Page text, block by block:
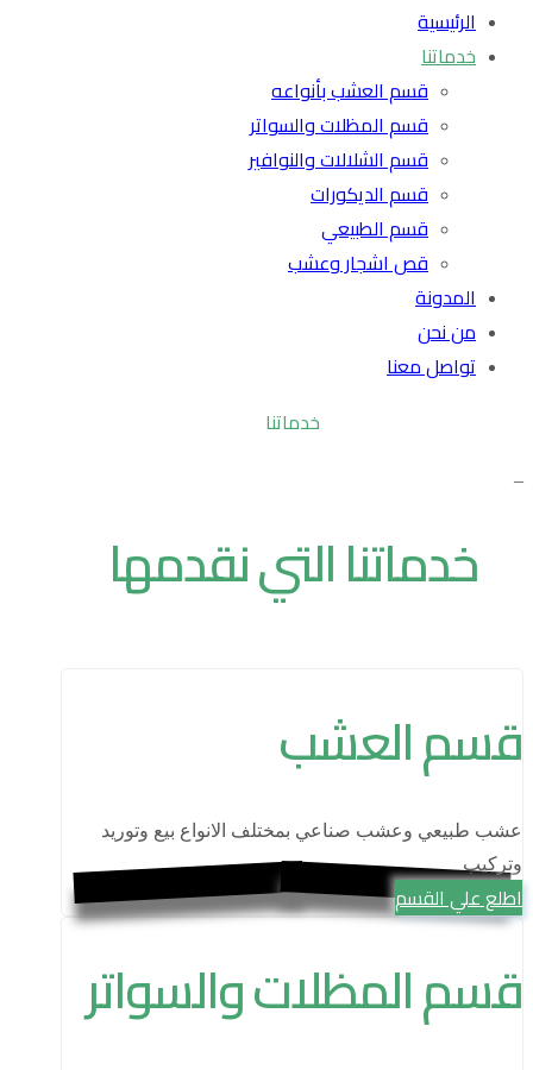
الرئيسية
خدماتنا
قسم العشب بأنواعه
قسم المظلات والسواتر
قسم الشلالات والنوافير
قسم الديكورات
قسم الطبيعي
قص اشجار وعشب
المدونة
من نحن
تواصل معنا
خدماتنا
خدماتنا التي نقدمها
قسم العشب
عشب طبيعي وعشب صناعي بمختلف الانواع بيع وتوريد
وتركيب
اطلع علي القسم
قسم المظلات والسواتر